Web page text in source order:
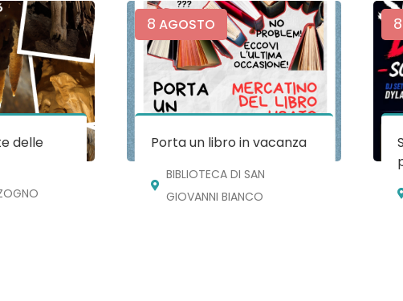
delle
8 AGOSTO
Porta un libro in vacanza
BIBLIOTECA DI SAN
GIOVANNI BIANCO
8